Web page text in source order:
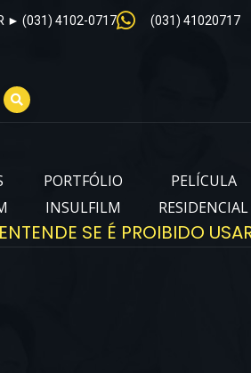
► (031) 4102-0717 (031) 41020717
PORTFÓLIO
INSULFILM
PELÍCULA
RESIDENCIAL
SE É PROIBIDO